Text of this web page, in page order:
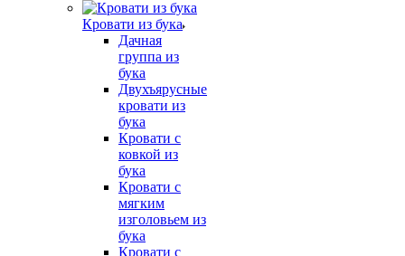
Кровати из бука
Дачная
группа из
бука
Двухъярусные
кровати из
бука
Кровати с
ковкой из
бука
Кровати с
мягким
изголовьем из
бука
Кровати с